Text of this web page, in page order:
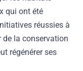
qui ont été
réussies à
de la conservation
régénérer ses